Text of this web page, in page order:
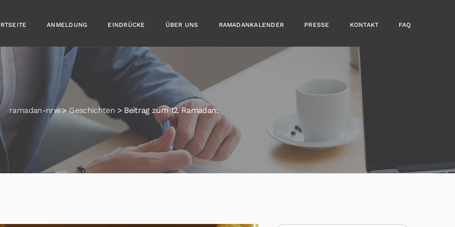
ANMELDUNG EINDRÜCKE ÜBER UNS RAMADANKALENDER PRESSE KONTAKT FAQ
ramadan-nrw>Geschichten > Beitrag zum 12. Ramadan: